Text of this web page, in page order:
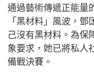
通過藝術傳遞正能量
「黑材料」風波，
己沒有黑材料。為保
象要求，她已將私人
備戰決賽。